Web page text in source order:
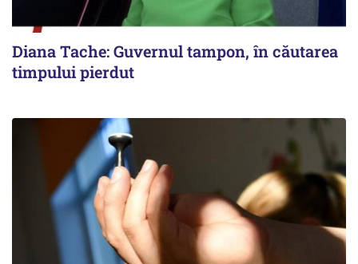
Diana Tache: Guvernul tampon, în căutarea
timpului pierdut